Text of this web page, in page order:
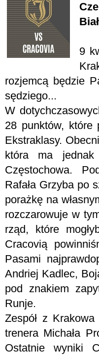
9
rozjemcą będzie
sędziego...
W
28 punktów,
Ekstraklasy.
która ma
Częstochowa.
Rafała Grzyba po
porażkę na
rozczarowuje w
rząd, które
Cracovią
Pasami
Andriej Kadlec,
pod znakiem
Runje.
Zespół z
trenera Michała
Ostatnie wyniki